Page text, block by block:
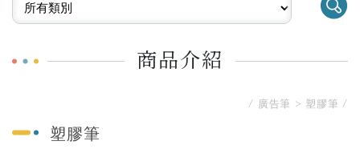
商品介紹
廣告筆 塑膠筆
塑膠筆